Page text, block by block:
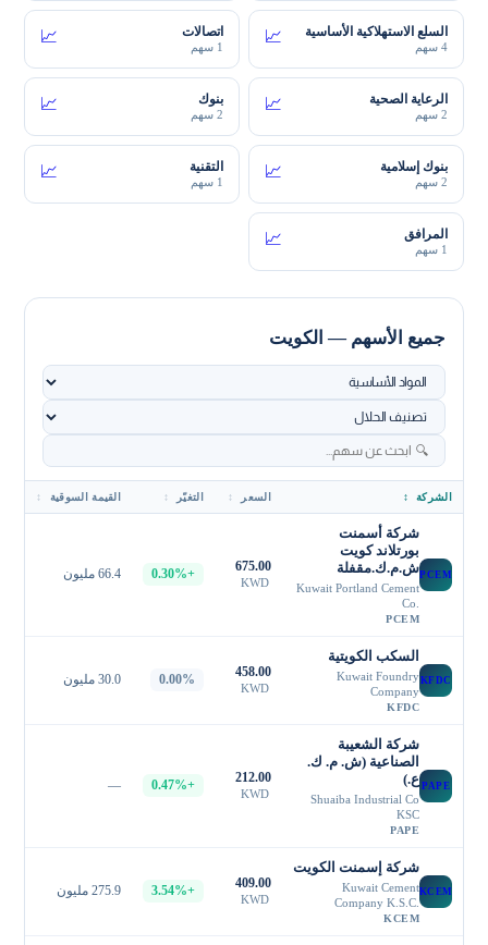
السلع الاستهلاكية الأساسية
4 سهم
📈 اتصالات
1 سهم
📈
الرعاية الصحية
2 سهم
📈 بنوك
2 سهم
📈
بنوك إسلامية
2 سهم
📈 التقنية
1 سهم
📈
المرافق
1 سهم
📈
جميع الأسهم — الكويت
الشركة ↕ السعر ↕ التغيّر ↕ القيمة السوقية ↕
PCEM
شركة أسمنت
بورتلاند كويت
ش.م.ك.مقفلة
Kuwait Portland Cement
Co.
PCEM
675.00
KWD
+0.30% 66.4 مليون
KFDC
السكب الكويتية
Kuwait Foundry
Company
KFDC
458.00
KWD
0.00% 30.0 مليون
PAPE
شركة الشعيبة
الصناعية (ش. م. ك.
ع.)
Shuaiba Industrial Co
KSC
PAPE
212.00
KWD
+0.47%
—
KCEM
شركة إسمنت الكويت
Kuwait Cement
Company K.S.C.
KCEM
409.00
KWD
+3.54% 275.9 مليون